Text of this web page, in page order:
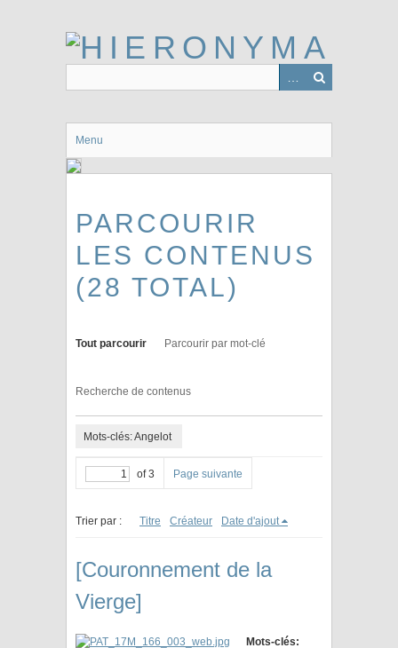
Menu
PARCOURIR
LES CONTENUS
(28 TOTAL)
Tout parcourir Parcourir par mot-clé
Recherche de contenus
Mots-clés: Angelot
of 3 Page suivante
Trier par : Titre Créateur Date d'ajout
[Couronnement de la
Vierge]
Mots-clés: